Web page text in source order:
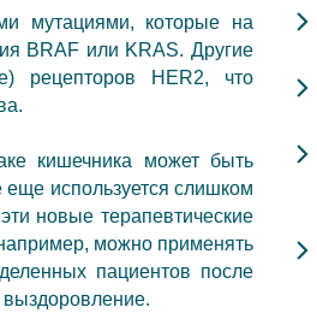
мутациями, которые на
BRAF или KRAS. Другие
рецепторов HER2, что
кишечника может быть
используется слишком
новые терапевтические
можно применять
пациентов после